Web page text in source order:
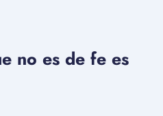
no es de fe es